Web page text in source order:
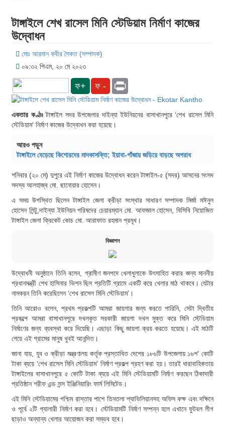
টাঙ্গাইলে শেখ রাসেল মিনি স্টেডিয়াম নির্মাণ কাজের
উদ্বোধন
মোঃ আরমান কবীর সৈকত (সম্পাদক)
০৯:৩২ পিএম, ২০ মে ২০২৩
ফ+ ফ -
একতার কণ্ঠঃটাঙ্গাইল সদর উপজেলার দাইন্যা ইউনিয়নের বাসাখানপুরে ‘শেখ রাসেল মিনি
স্টেডিয়াম’ নির্মাণ কাজের উদ্বোধন করা হয়েছে।
আরও পড়ুন
টাঙ্গাইলে বেড়েছে কিশোরদের মাদকাসক্তি; ইয়াবা-গাঁজায় জড়িয়ে বাড়ছে অপরাধ
শনিবার (২০ মে) দুপুরে এই নির্মাণ কাজের উদ্বোধন করেন টাঙ্গাইল-৫ (সদর) আসনের সংসদ
সদস্য আলহাজ্ব মো. ছানোয়ার হোসেন।
এ সময় উপস্থিত ছিলেন টাঙ্গাইল জেলা ক্রীড়া সংস্থার সাধারণ সম্পাদক মির্জা মঈনুল
হোসেন লিন্টু,দাইন্যা ইউনিয়ন পরিষদের চেয়ারম্যান মো. আফজাল হোসেন, বিসিবি নিয়োজিত
টাঙ্গাইল জেলা ক্রিকেট কোচ মো. আরাফাত রহমান প্রমূখ।
বিজ্ঞাপন
উদ্বোধনী অনুষ্ঠানে তিনি বলেন, গ্রামীণ জনপদে খেলাধুলাকে উৎসাহিত করার জন্য মাননীয়
প্রধানমন্ত্রী শেখ হাসিনার ভিশন ছিল প্রতিটি গ্রামে একটি করে খেলার মাঠ থাকবে। যেটার
নামকরন তিনি করেছিলেন ‘শেখ রাসেল মিনি স্টেডিয়াম’।
তিনি আরোও বলেন, প্রথম প্রকল্পটি আমরা জায়গার জন্য করতে পারিনি, সেটা দ্বিতীয়
প্রকল্পে আমরা বাসাখানপুরে দখলকৃত সরকারী জায়গা দখল মুক্ত করে মিনি স্টেডিয়াম
নির্মাণের জন্য ব্যবস্থা করে দিয়েছি। এছাড়া কিছু জায়গা ক্রয় করতে হয়েছে। এই মাঠটি
পেয়ে এই গ্রামের মানুষ খুবই আনন্দিত।
জানা যায়, যুব ও ক্রীড়া মন্ত্রণালয় কর্তৃক প্রস্তাবিত দেশের ১৮৬টি উপজেলায় ১৬শ’ কোটি
টাকা ব্যয়ে ‘শেখ রাসেল মিনি স্টেডিয়াম’ নির্মাণ প্রকল্প গ্রহণ করা হয়। তারই ধারাবাহিকতায়
টাঙ্গাইলের বাসাখানপুরে ৫ কোটি টাকা ব্যয়ে এই মিনি স্টেডিয়ামটি নির্মাণ করছেন ঠিকাদারী
প্রতিষ্ঠান শরীফ এন্ড সন্স ইঞ্জিনিয়ারিং ফার্ম লিমিটেড।
এই মিনি স্টেডিয়ামের পশ্চিম রাস্তার পাশে তিনতলা প্যাভিলিয়ানসহ অফিস কক্ষ এবং দক্ষিনে
ও পূর্বে ২টি গ্যালারী নির্মাণ করা হবে। স্টেডিয়ামটি নির্মাণ সম্পন্ন হলে এখানে ফুটবল লীগ
ছাড়াও অন্যান্য খেলার আয়োজন করা সম্ভব হবে।